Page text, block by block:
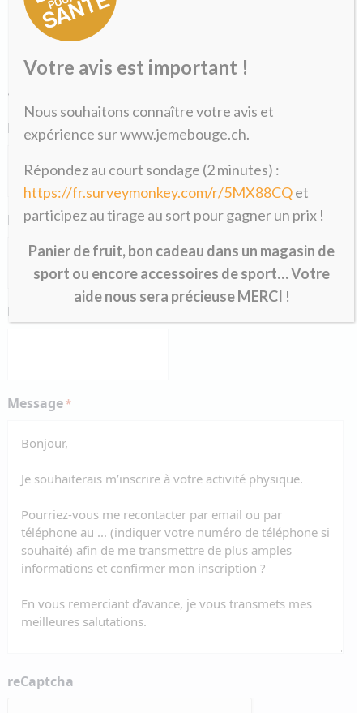
Formulaire de pré-inscription
«
Nom *
Prénom *
E-mail
Message*
reCaptcha
Votre avis est important !
Nous souhaitons connaître votre avis et
expérience sur www.jemebouge.ch.
Répondez au court sondage (2 minutes) :
https://fr.surveymonkey.com/r/5MX88CQet
participez au tirage au sort pour gagner un prix !
Panier de fruit, bon cadeau dans un magasin de
sport ou encore accessoires de sport… Votre
aide nous sera précieuse MERCI !